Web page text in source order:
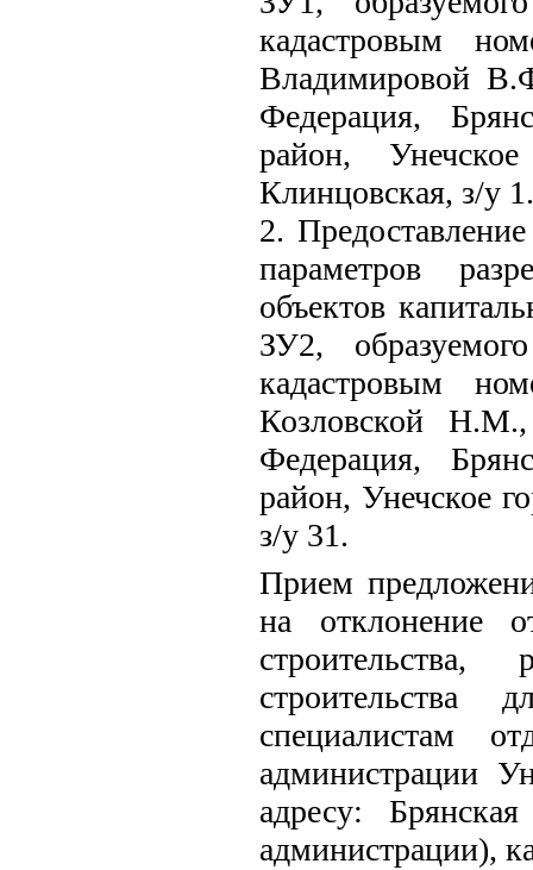
кадастровым
Владимировой
Федерация,
район,
Клинцовская, з/у 1.
2.
параметров
объектов
ЗУ2,
кадастровым
Козловской Н.М.,
Федерация,
район, Унечское
з/у 31.
Прием
на отклонение
строительства,
строительства
специалистам
администрации
адресу:
администрации),